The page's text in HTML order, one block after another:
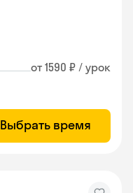
от 1590 ₽ / урок
Выбрать время